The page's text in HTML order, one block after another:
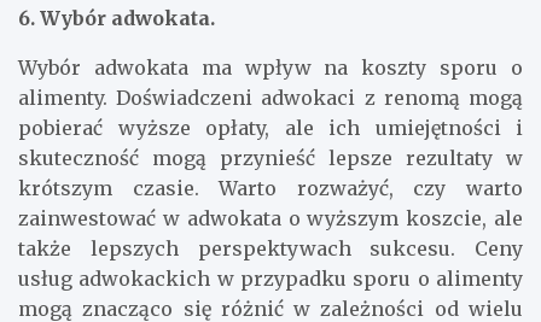
6. Wybór adwokata.
Wybór adwokata ma wpływ na koszty sporu o
alimenty. Doświadczeni adwokaci z renomą mogą
pobierać wyższe opłaty, ale ich umiejętności i
skuteczność mogą przynieść lepsze rezultaty w
krótszym czasie. Warto rozważyć, czy warto
zainwestować w adwokata o wyższym koszcie, ale
także lepszych perspektywach sukcesu. Ceny
usług adwokackich w przypadku sporu o alimenty
mogą znacząco się różnić w zależności od wielu